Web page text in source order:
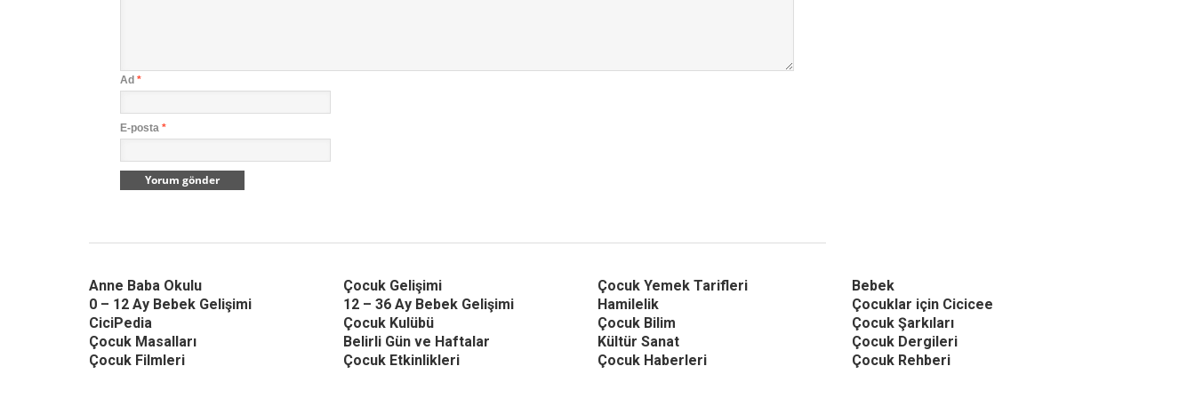
Ad *
E-posta *
Anne Baba Okulu Çocuk Gelişimi Çocuk Yemek Tarifleri
Bebek
0 – 12 Ay Bebek Gelişimi
12 – 36 Ay Bebek Gelişimi Hamilelik
Çocuklar için Cicicee
CiciPedia
Çocuk Kulübü Çocuk Bilim
Çocuk Şarkıları
Çocuk Masalları
Belirli Gün ve Haftalar Kültür Sanat
Çocuk Dergileri
Çocuk Filmleri
Çocuk Etkinlikleri Çocuk Haberleri Çocuk Rehberi